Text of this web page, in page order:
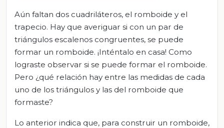
Aún faltan dos cuadriláteros, el romboide y el
trapecio. Hay que averiguar si con un par de
triángulos escalenos congruentes, se puede
formar un romboide. ¡Inténtalo en casa! Como
lograste observar si se puede formar el romboide.
Pero ¿qué relación hay entre las medidas de cada
uno de los triángulos y las del romboide que
formaste?
Lo anterior indica que, para construir un romboide,